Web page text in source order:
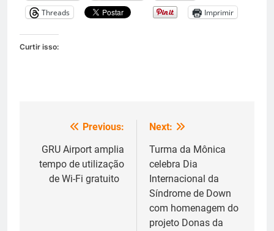
Threads
Imprimir
Curtir isso:
Navegação
de
Post
Previous:
GRU Airport amplia
tempo de utilização
de Wi-Fi gratuito
Next:
Turma da Mônica
celebra Dia
Internacional da
Síndrome de Down
com homenagem do
projeto Donas da